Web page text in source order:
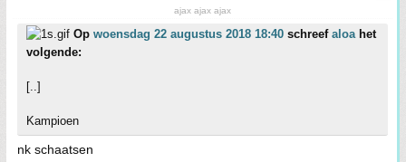
ajax ajax ajax
Op woensdag 22 augustus 2018 18:40 schreef aloahet
volgende:
[..]
Kampioen
nk schaatsen